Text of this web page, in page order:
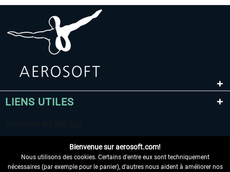
LIENS UTILES
Bienvenue sur aerosoft.com!
Nous utilisons des cookies. Certains d'entre eux sont techniquement
nécessaires (par exemple pour le panier), d'autres nous aident à améliorer nos